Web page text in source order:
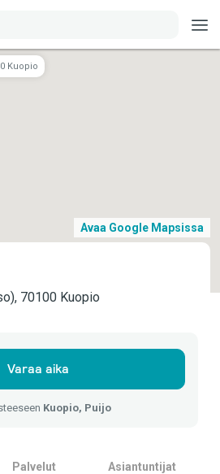
Kuopio
Avaa Google Mapsissa
70100 Kuopio
Varaa aika
Kuopio, Puijo
Palvelut Asiantuntijat